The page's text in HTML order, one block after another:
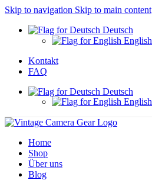
Skip to navigation Skip to main content
Deutsch
English
Kontakt
FAQ
Deutsch
English
Home
Shop
Über uns
Blog